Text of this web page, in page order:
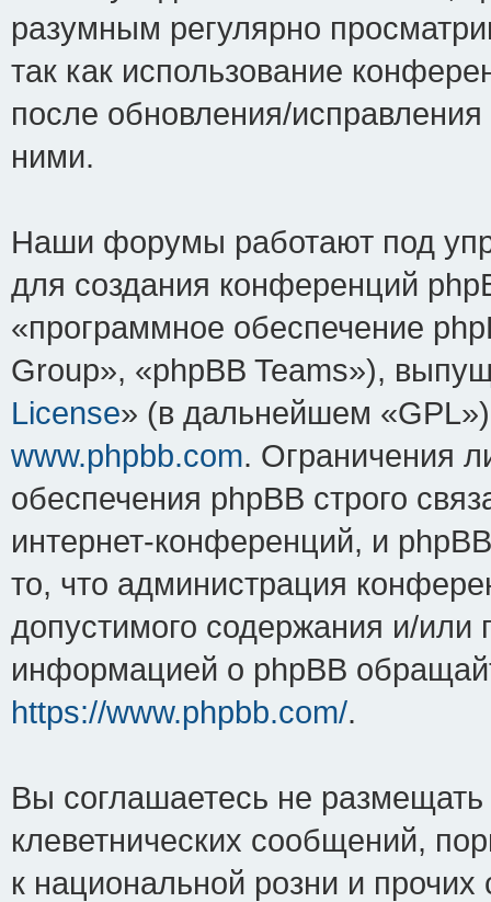
разумным регулярно
так как использование
после обновления/
ними.
Наши форумы работают под
для создания конференций
«программное обеспечение
Group», «phpBB Teams»),
License» (в дальнейшем
www.phpbb.com. Ограничения
обеспечения phpBB строго
интернет-конференций, и
то, что администрация
допустимого содержания и/или
информацией о phpBB
https://www.phpbb.com/.
Вы соглашаетесь не
клеветнических сообщений,
к национальной розни и